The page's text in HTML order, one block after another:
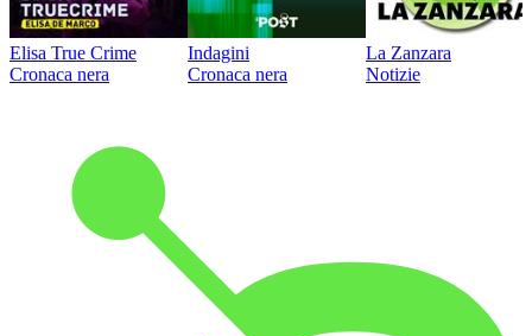
Elisa True Crime
Cronaca nera
Indagini
Cronaca nera
La Zanzara
Notizie